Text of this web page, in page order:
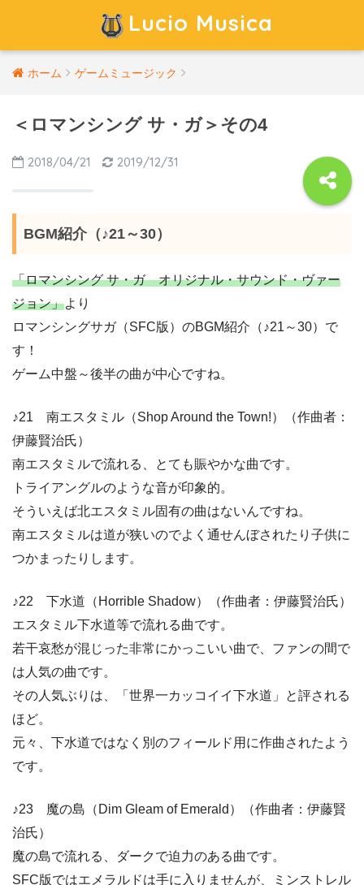
Lucio Musica
ホーム ゲームミュージック
＜ロマンシング サ・ガ＞その4
2018/04/21 2019/12/31
BGM紹介（♪21～30）
「ロマンシング サ・ガ オリジナル・サウンド・ヴァー
ジョン」より
ロマンシングサガ（SFC版）のBGM紹介（♪21～30）で
す！
ゲーム中盤～後半の曲が中心ですね。
♪21 南エスタミル（Shop Around the Town!）（作曲者：
伊藤賢治氏）
南エスタミルで流れる、とても賑やかな曲です。
トライアングルのような音が印象的。
そういえば北エスタミル固有の曲はないんですね。
南エスタミルは道が狭いのでよく通せんぼされたり子供に
つかまったりします。
♪22 下水道（Horrible Shadow）（作曲者：伊藤賢治氏）
エスタミル下水道等で流れる曲です。
若干哀愁が混じった非常にかっこいい曲で、ファンの間で
は人気の曲です。
その人気ぶりは、「世界一カッコイイ下水道」と評される
ほど。
元々、下水道ではなく別のフィールド用に作曲されたよう
です。
♪23 魔の島（Dim Gleam of Emerald）（作曲者：伊藤賢
治氏）
魔の島で流れる、ダークで迫力のある曲です。
SFC版ではエメラルドは手に入りませんが、ミンストレル